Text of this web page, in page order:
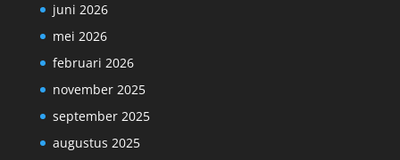
juni 2026
mei 2026
februari 2026
november 2025
september 2025
augustus 2025